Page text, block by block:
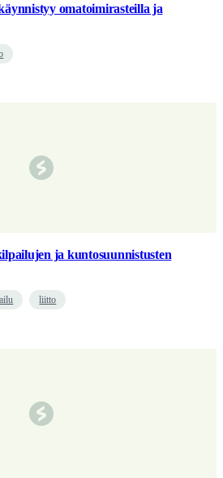
omatoimirasteilla ja
ja kuntosuunnistusten
liitto